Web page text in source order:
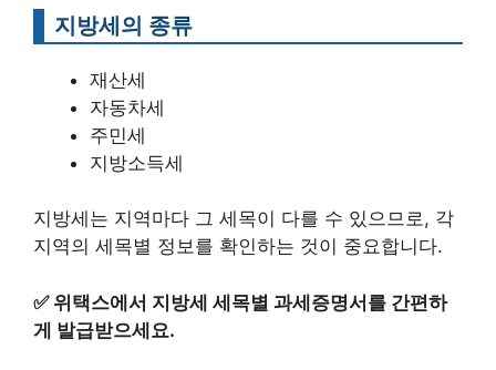
지방세의 종류
재산세
자동차세
주민세
지방소득세
지방세는 지역마다 그 세목이 다를 수 있으므로, 각
지역의 세목별 정보를 확인하는 것이 중요합니다.
✅ 위택스에서 지방세 세목별 과세증명서를 간편하
게 발급받으세요.